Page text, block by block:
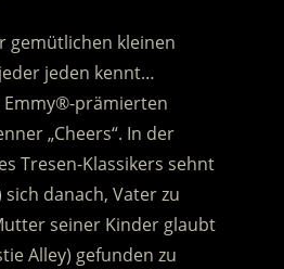
gemütlichen kleinen
jeden kennt…
prämierten
„Cheers“. In der
Tresen-Klassikers sehnt
sich danach, Vater zu
seiner Kinder glaubt
Alley) gefunden zu